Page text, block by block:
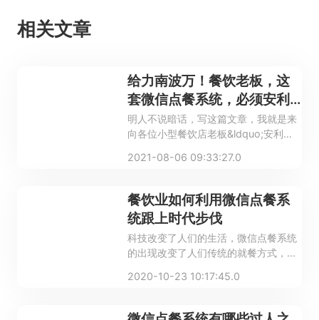
相关文章
给力南波万！餐饮老板，这
套微信点餐系统，必须安利
给你们
明人不说暗话，写这篇文章，我就是来
向各位小型餐饮店老板&ldquo;安利
2021-08-06 09:33:27.0
餐饮业如何利用微信点餐系
统跟上时代步伐
科技改变了人们的生活，微信点餐系统
的出现改变了人们传统的就餐方式，希
赶快积极行动起来！这样才不会被市场
2020-10-23 10:17:45.0